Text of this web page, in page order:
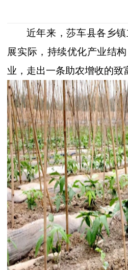
近年来，莎车县各乡
展实际，持续优化产业结
业，走出一条助农增收的致